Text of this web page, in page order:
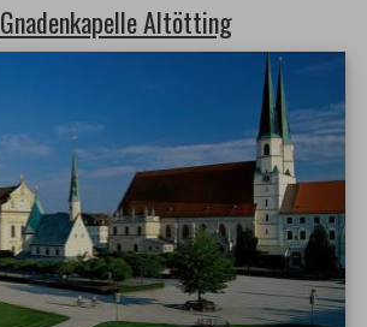
Gnadenkapelle Altötting